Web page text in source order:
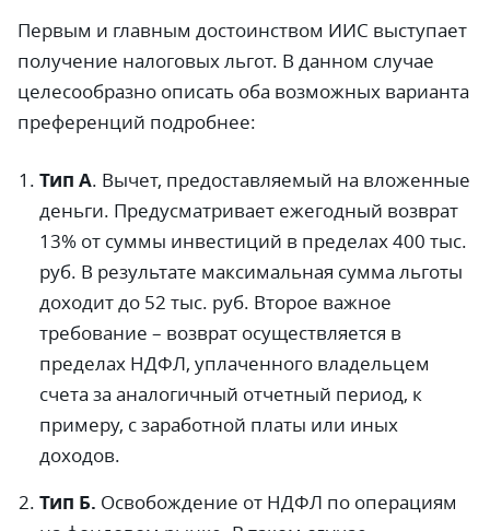
Первым и главным достоинством ИИС выступает
получение налоговых льгот. В данном случае
целесообразно описать оба возможных варианта
преференций подробнее:
Тип А. Вычет, предоставляемый на вложенные
деньги. Предусматривает ежегодный возврат
13% от суммы инвестиций в пределах 400 тыс.
руб. В результате максимальная сумма льготы
доходит до 52 тыс. руб. Второе важное
требование – возврат осуществляется в
пределах НДФЛ, уплаченного владельцем
счета за аналогичный отчетный период, к
примеру, с заработной платы или иных
доходов.
Тип Б. Освобождение от НДФЛ по операциям